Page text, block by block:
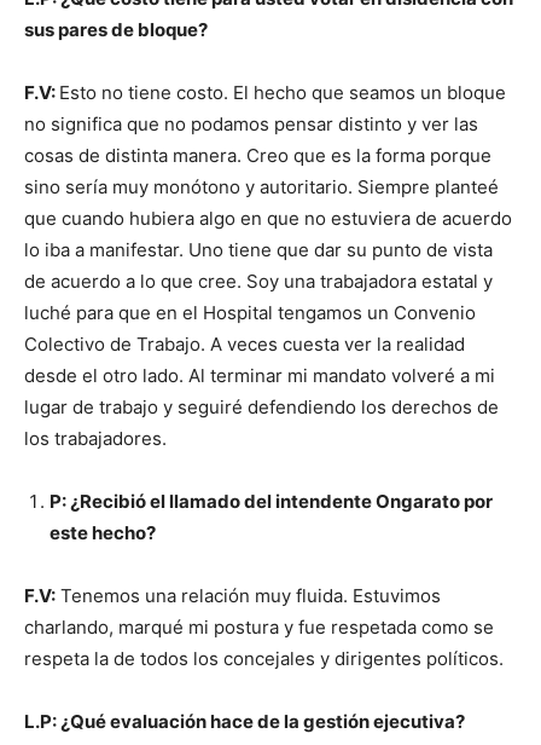
sus pares de bloque?
F.V: Esto no tiene costo. El hecho que seamos un bloque
no significa que no podamos pensar distinto y ver las
cosas de distinta manera. Creo que es la forma porque
sino sería muy monótono y autoritario. Siempre planteé
que cuando hubiera algo en que no estuviera de acuerdo
lo iba a manifestar. Uno tiene que dar su punto de vista
de acuerdo a lo que cree. Soy una trabajadora estatal y
luché para que en el Hospital tengamos un Convenio
Colectivo de Trabajo. A veces cuesta ver la realidad
desde el otro lado. Al terminar mi mandato volveré a mi
lugar de trabajo y seguiré defendiendo los derechos de
los trabajadores.
P: ¿Recibió el llamado del intendente Ongarato por
este hecho?
F.V: Tenemos una relación muy fluida. Estuvimos
charlando, marqué mi postura y fue respetada como se
respeta la de todos los concejales y dirigentes políticos.
L.P: ¿Qué evaluación hace de la gestión ejecutiva?